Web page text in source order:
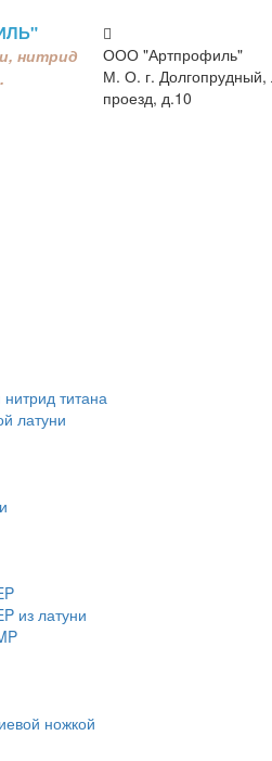
нитрид
ООО "Артпрофиль"
М. О. г. Долгопрудный,
проезд, д.10
титана
латуни
из латуни
ножкой